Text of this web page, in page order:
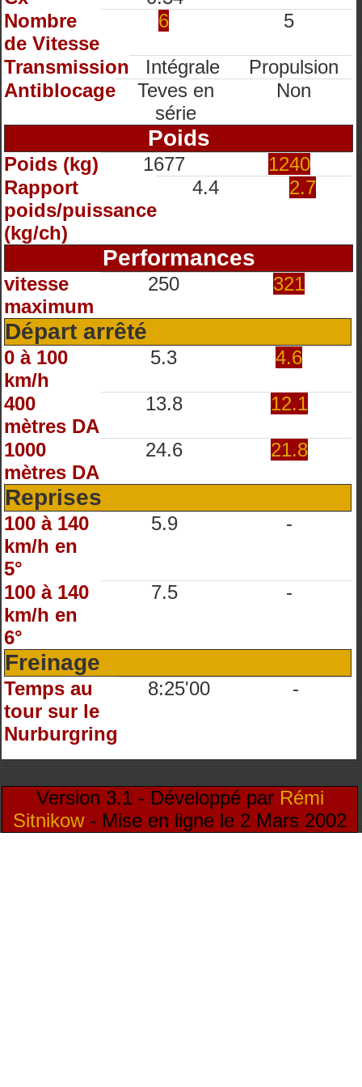
Nombre
de Vitesse
6 5
Transmission Intégrale
Propulsion
Antiblocage
Teves en
série
Non
Poids
Poids (kg) 1677
1240
Rapport
poids/puissance
(kg/ch)
4.4 2.7
Performances
vitesse
maximum
250 321
Départ arrêté
0 à 100
km/h
5.3 4.6
400
mètres DA
13.8 12.1
1000
mètres DA
24.6 21.8
Reprises
100 à 140
km/h en
5°
5.9 -
100 à 140
km/h en
6°
7.5 -
Freinage
Temps au
tour sur le
Nurburgring
8:25'00 -
Version 3.1 - Développé par Rémi
Sitnikow- Mise en ligne le 2 Mars 2002